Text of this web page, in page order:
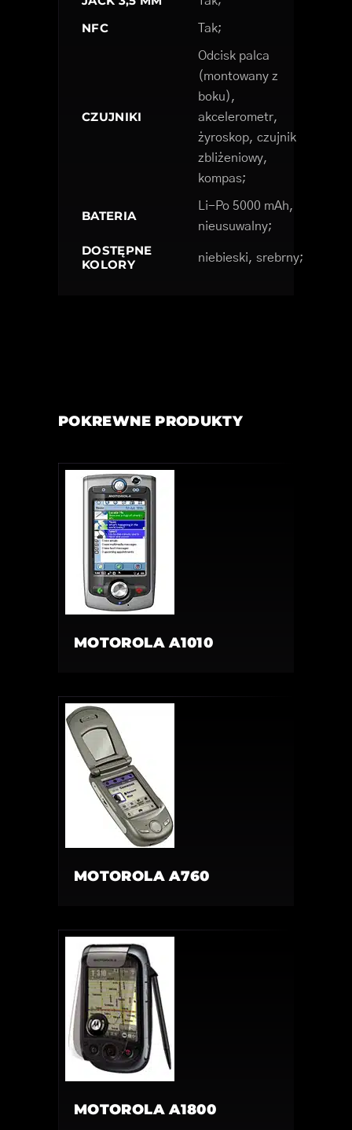
NFC Tak;
CZUJNIKI
Odcisk palca
(montowany z
boku),
akcelerometr,
żyroskop, czujnik
zbliżeniowy,
kompas;
BATERIA
Li-Po 5000 mAh,
nieusuwalny;
DOSTĘPNE
KOLORY
niebieski, srebrny;
POKREWNE PRODUKTY
MOTOROLA A1010
MOTOROLA A760
MOTOROLA A1800